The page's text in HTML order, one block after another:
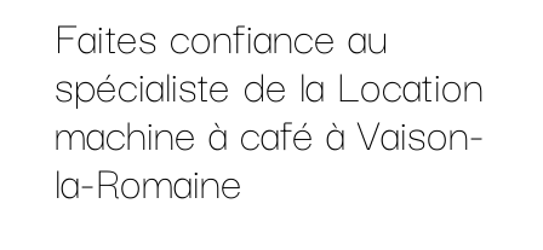
Faites confiance au
spécialiste de la Location
machine à café à Vaison-
la-Romaine